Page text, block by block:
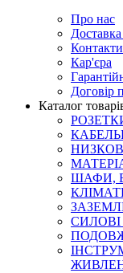
Про нас
Доставка
Контакти
Кар'єра
Договір
Каталог
ШАФИ,